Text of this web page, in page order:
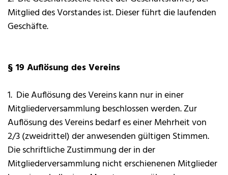
Mitglied des Vorstandes ist. Dieser führt die laufenden
Geschäfte.
§ 19 Auflösung des Vereins
1. Die Auflösung des Vereins kann nur in einer
Mitgliederversammlung beschlossen werden. Zur
Auflösung des Vereins bedarf es einer Mehrheit von
2/3 (zweidrittel) der anwesenden gültigen Stimmen.
Die schriftliche Zustimmung der in der
Mitgliederversammlung nicht erschienenen Mitglieder